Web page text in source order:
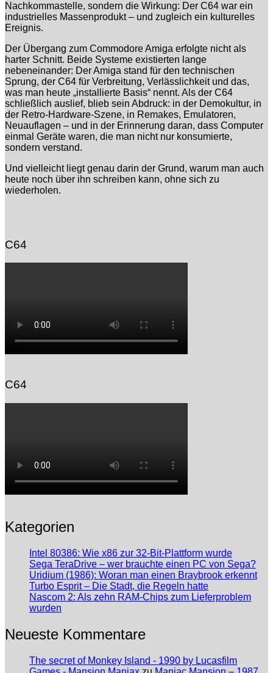
Nachkommastelle, sondern die Wirkung: Der C64 war ein
industrielles Massenprodukt – und zugleich ein kulturelles
Ereignis.
Der Übergang zum Commodore Amiga erfolgte nicht als
harter Schnitt. Beide Systeme existierten lange
nebeneinander: Der Amiga stand für den technischen
Sprung, der C64 für Verbreitung, Verlässlichkeit und das,
was man heute „installierte Basis“ nennt. Als der C64
schließlich auslief, blieb sein Abdruck: in der Demokultur, in
der Retro-Hardware-Szene, in Remakes, Emulatoren,
Neuauflagen – und in der Erinnerung daran, dass Computer
einmal Geräte waren, die man nicht nur konsumierte,
sondern verstand.
Und vielleicht liegt genau darin der Grund, warum man auch
heute noch über ihn schreiben kann, ohne sich zu
wiederholen.
C64
C64
Kategorien
Intel 80386: Wie x86 zur 32-Bit-Plattform wurde
Sega TeraDrive – wer brauchte einen PC von Sega?
Uridium (1986): Woran man einen Braybrook erkennt
Turbo Esprit – Die Stadt, die Regeln hatte
Nascom 2: Als zehn RAM-Chips zum Lieferproblem
wurden
Neueste Kommentare
The secret of Monkey Island - 1990 by Lucasfilm